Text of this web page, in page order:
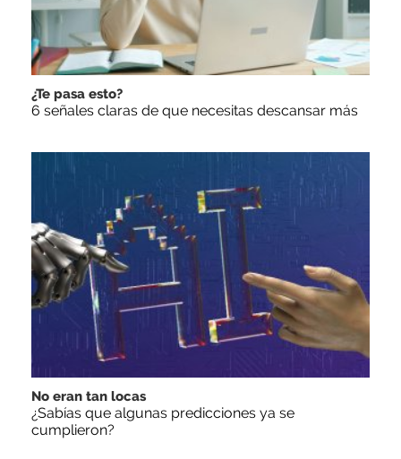
¿Te pasa esto?
6 señales claras de que necesitas descansar más
No eran tan locas
¿Sabías que algunas predicciones ya se
cumplieron?